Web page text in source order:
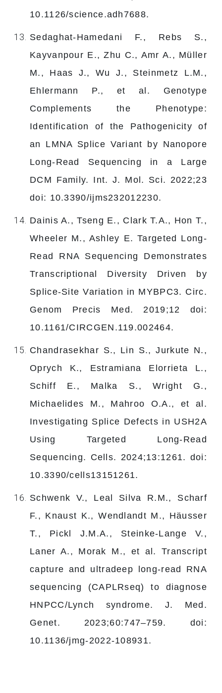
10.1126/science.adh7688.
Sedaghat-Hamedani F., Rebs S.,
Kayvanpour E., Zhu C., Amr A., Müller
M., Haas J., Wu J., Steinmetz L.M.,
Ehlermann P., et al. Genotype
Complements the Phenotype:
Identification of the Pathogenicity of
an LMNA Splice Variant by Nanopore
Long-Read Sequencing in a Large
DCM Family. Int. J. Mol. Sci. 2022;23
doi: 10.3390/ijms232012230.
Dainis A., Tseng E., Clark T.A., Hon T.,
Wheeler M., Ashley E. Targeted Long-
Read RNA Sequencing Demonstrates
Transcriptional Diversity Driven by
Splice-Site Variation in MYBPC3. Circ.
Genom Precis Med. 2019;12 doi:
10.1161/CIRCGEN.119.002464.
Chandrasekhar S., Lin S., Jurkute N.,
Oprych K., Estramiana Elorrieta L.,
Schiff E., Malka S., Wright G.,
Michaelides M., Mahroo O.A., et al.
Investigating Splice Defects in USH2A
Using Targeted Long-Read
Sequencing. Cells. 2024;13:1261. doi:
10.3390/cells13151261.
Schwenk V., Leal Silva R.M., Scharf
F., Knaust K., Wendlandt M., Häusser
T., Pickl J.M.A., Steinke-Lange V.,
Laner A., Morak M., et al. Transcript
capture and ultradeep long-read RNA
sequencing (CAPLRseq) to diagnose
HNPCC/Lynch syndrome. J. Med.
Genet. 2023;60:747–759. doi:
10.1136/jmg-2022-108931.